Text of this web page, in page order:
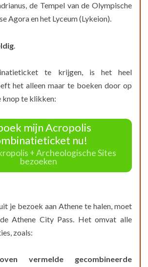
de Tempel van de Olympische
Agora en het Lyceum (Lykeion).
.
te krijgen, is het heel
het alleen maar te boeken door op
knop te klikken:
mijn Acropolis
nu!
+ Archeologische Sites
bezoeken
je bezoek aan Athene te halen, moet
Athene City Pass. Het omvat alle
zoals:
vermelde gecombineerde